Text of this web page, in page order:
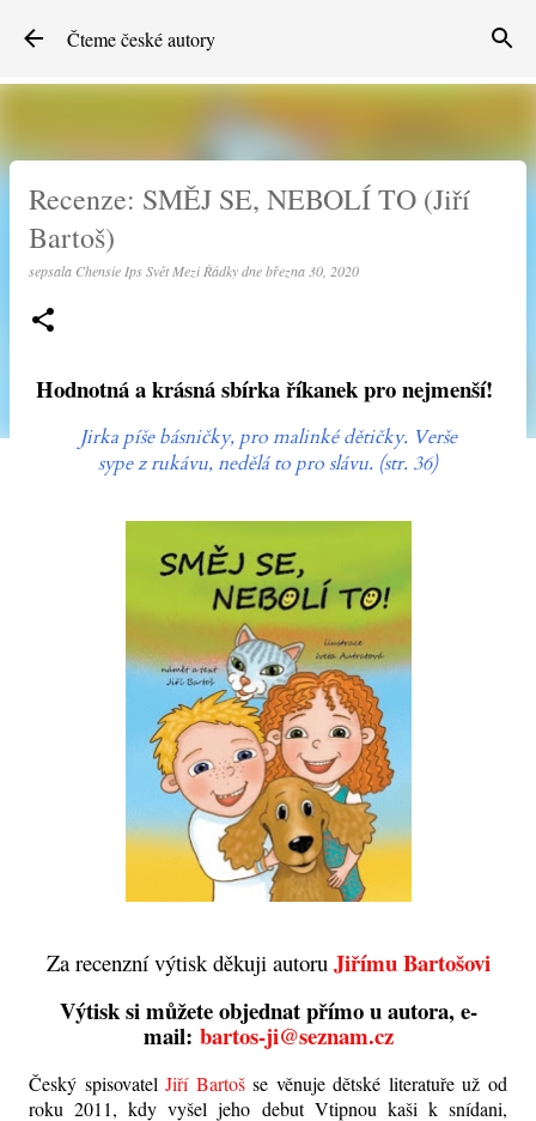
Přeskočit na hlavní obsah
Čteme české autory
Recenze: SMĚJ SE, NEBOLÍ TO (Jiří
Bartoš)
sepsala Chensie Ips Svět Mezi Řádkydnebřezna 30, 2020
Hodnotná a krásná sbírka říkanek pro nejmenší!
Jirka píše básničky, pro malinké dětičky. Verše
sype z rukávu,nedělá to pro slávu. (str. 36)
Za recenzní výtisk děkuji autoruJiřímu Bartošovi
Výtisk si můžete objednat přímo u autora, e-
mail: bartos-ji@seznam.cz
Český spisovatelJiří Bartošse věnuje dětské literatuře už od
roku 2011, kdy vyšel jeho debut Vtipnou kaši k snídani,